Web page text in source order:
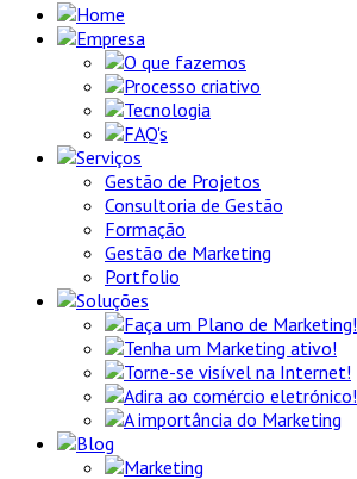
Home
Empresa
O que fazemos
Processo criativo
Tecnologia
FAQ's
Serviços
Gestão de Projetos
Consultoria de Gestão
Formação
Gestão de Marketing
Portfolio
Soluções
Faça um Plano de Marketing!
Tenha um Marketing ativo!
Torne-se visível na Internet!
Adira ao comércio eletrónico!
A importância do Marketing
Blog
Marketing